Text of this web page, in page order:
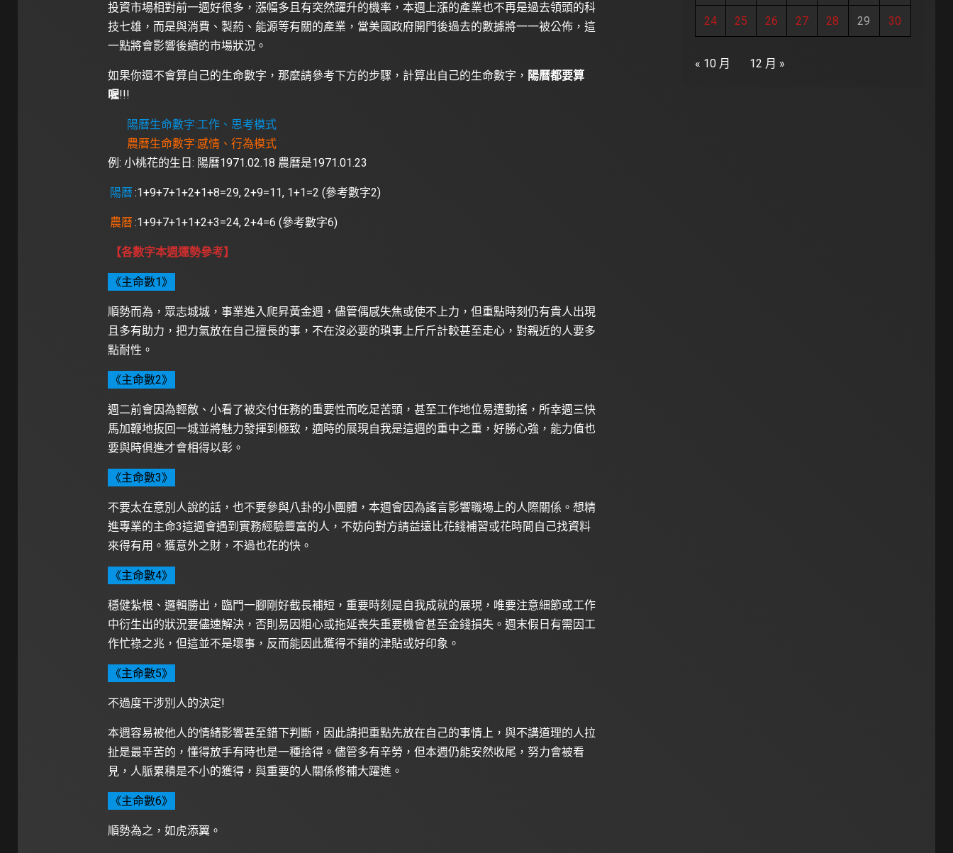
投資市場相對前一週好很多，漲幅多且有突然躍升的機率，本週上漲的產業也不再是過去領頭的科
技七雄，而是與消費、製葯、能源等有關的產業，當美國政府開門後過去的數據將一一被公佈，這
一點將會影響後續的市場狀況。
如果你還不會算自己的生命數字，那麼請參考下方的步驟，計算出自己的生命數字， 陽曆都要算
喔!!!
陽曆生命數字:工作、思考模式
農曆生命數字:感情、行為模式
例: 小桃花的生日: 陽曆1971.02.18 農曆是1971.01.23
陽曆:1+9+7+1+2+1+8=29, 2+9=11, 1+1=2 (參考數字2)
農曆:1+9+7+1+1+2+3=24, 2+4=6 (參考數字6)
【各數字本週運勢參考】
《主命數1》
順勢而為，眾志城城，事業進入爬昇黃金週，儘管偶感失焦或使不上力，但重點時刻仍有貴人出現
且多有助力，把力氣放在自己擅長的事，不在沒必要的瑣事上斤斤計較甚至走心，對親近的人要多
點耐性。
《主命數2》
週二前會因為輕敵、小看了被交付任務的重要性而吃足苦頭，甚至工作地位易遭動搖，所幸週三快
馬加鞭地扳回一城並將魅力發揮到極致，適時的展現自我是這週的重中之重，好勝心強，能力值也
要與時俱進才會相得以彰。
《主命數3》
不要太在意別人說的話，也不要參與八卦的小團體，本週會因為謠言影響職場上的人際關係。想精
進專業的主命3這週會遇到實務經驗豐富的人，不妨向對方請益遠比花錢補習或花時間自己找資料
來得有用。獲意外之財，不過也花的快。
《主命數4》
穩健紮根、邏輯勝出，臨門一腳剛好截長補短，重要時刻是自我成就的展現，唯要注意細節或工作
中衍生出的狀況要儘速解決，否則易因粗心或拖延喪失重要機會甚至金錢損失。週末假日有需因工
作忙祿之兆，但這並不是壞事，反而能因此獲得不錯的津貼或好印象。
《主命數5》
不過度干涉別人的決定!
本週容易被他人的情緒影響甚至錯下判斷，因此請把重點先放在自己的事情上，與不講道理的人拉
扯是最辛苦的，懂得放手有時也是一種捨得。儘管多有辛勞，但本週仍能安然收尾，努力會被看
見，人脈累積是不小的獲得，與重要的人關係修補大躍進。
《主命數6》
順勢為之，如虎添翼。
24 25 26 27 28 29 30
« 10 月 12 月 »